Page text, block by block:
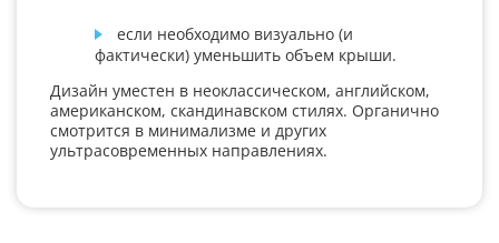
если необходимо визуально (и
фактически) уменьшить объем крыши.
Дизайн уместен в неоклассическом, английском,
американском, скандинавском стилях. Органично
смотрится в минимализме и других
ультрасовременных направлениях.